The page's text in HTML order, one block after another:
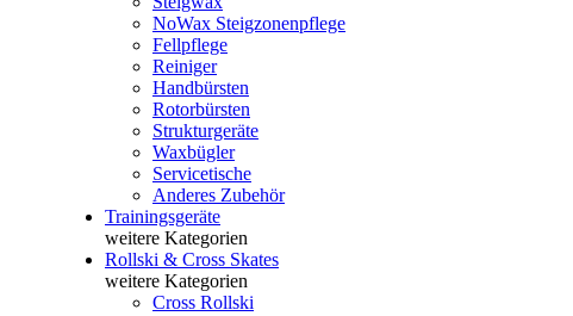
NoWax Steigzonenpflege
Fellpflege
Reiniger
Handbürsten
Rotorbürsten
Strukturgeräte
Waxbügler
Servicetische
Anderes Zubehör
Trainingsgeräte
weitere Kategorien
Rollski & Cross Skates
weitere Kategorien
Cross Rollski